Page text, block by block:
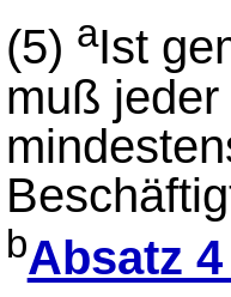
(5) aIst
muß
bAbsatz